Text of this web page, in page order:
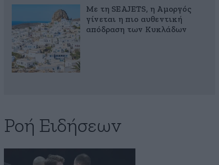
Με τη SEAJETS, η Αμοργός
γίνεται η πιο αυθεντική
απόδραση των Κυκλάδων
Ροή Ειδήσεων